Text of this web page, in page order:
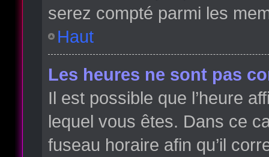
serez compté parmi les
Haut
Les heures ne sont pas
Il est possible que l’heure
lequel vous êtes. Dans ce
fuseau horaire afin qu’il